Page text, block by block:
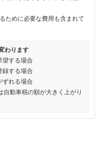
ために必要な費用も含まれて
わります
望する場合
録する場合
ずれる場合
自動車税の額が大きく上がり